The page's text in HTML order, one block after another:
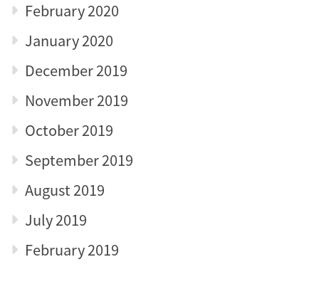
February 2020
January 2020
December 2019
November 2019
October 2019
September 2019
August 2019
July 2019
February 2019